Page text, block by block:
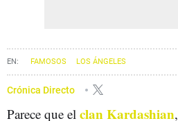
FAMOSOS LOS ÁNGELES
Crónica Directo
Parece que el clan Kardashian,